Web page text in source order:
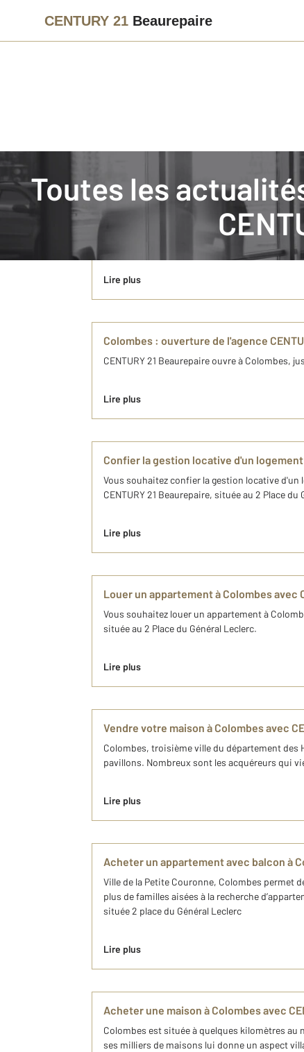
CENTURY 21 Beaurepaire
Toutes les
Vendre un appartement à Colombes
Vous souhaitez vendre un appartement à
Lire plus
Colombes : ouverture de l'agence
CENTURY 21 Beaurepaire ouvre à Colombes,
Lire plus
Confier la gestion locative d'un logement
Vous souhaitez confier la gestion locative d'un
CENTURY 21 Beaurepaire, située au 2 Place du
Lire plus
Louer un appartement à Colombes avec
Vous souhaitez louer un appartement à
située au 2 Place du Général Leclerc.
Lire plus
Vendre votre maison à Colombes avec
Colombes, troisième ville du département des
pavillons. Nombreux sont les acquéreurs qui
Lire plus
Acheter un appartement avec balcon à
Ville de la Petite Couronne, Colombes permet
plus de familles aisées à la recherche
située 2 place du Général Leclerc
Lire plus
Acheter une maison à Colombes avec
Colombes est située à quelques kilomètres au
ses milliers de maisons lui donne un aspect